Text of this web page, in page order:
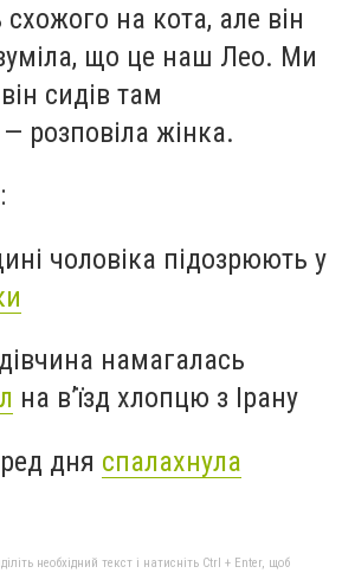
на кота, але він
що це наш Лео. Ми
сидів там
розповіла жінка.
чоловіка підозрюють у
намагалась
на в’їзд хлопцю з Ірану
дня спалахнула
необхідний текст і натисніть Ctrl + Enter, щоб